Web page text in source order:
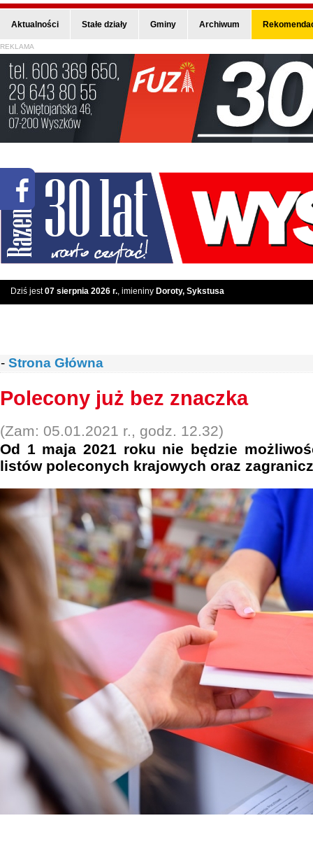
Aktualności Stałe działy Gminy Archiwum
REKLAMA
Dziś jest07 sierpnia 2026 r., imieniny Doroty, Sykstusa
- Strona Główna
Polecony już bez znaczka
(Zam: 05.01.2021 r., godz. 12.32)
Od 1 maja 2021 roku nie będzie
listów poleconych krajowych oraz